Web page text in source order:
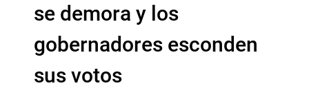
se demora y los
gobernadores esconden
sus votos